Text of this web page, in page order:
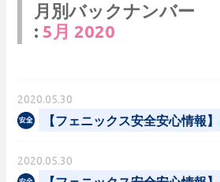
月別バックナンバー
: 5月 2020
2020.05.30
【フェニックス安全安心情報
2020.05.30